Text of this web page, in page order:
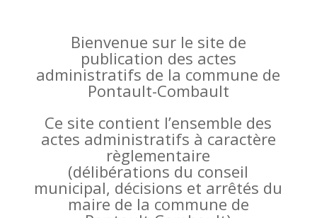
Bienvenue sur le site de
publication des actes
administratifs de la commune de
Pontault-Combault
Ce site contient l’ensemble des
actes administratifs à caractère
règlementaire
(délibérations du conseil
municipal, décisions et arrêtés du
maire de la commune de